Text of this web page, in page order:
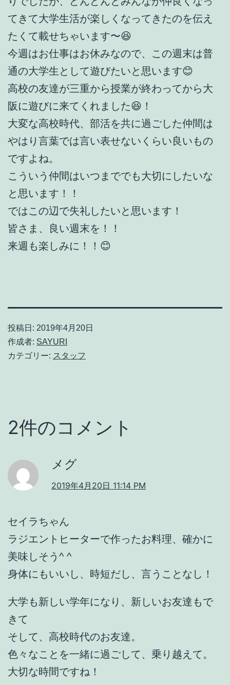
てきて大学生活が楽しくなってきたのを伝え
たくて載せちゃいます〜😆
今週はお仕事はお休みなので、この週末は普
通の大学生として遊びたいと思います😊
高校の友達が三重から授業が終わってから大
阪に遊びに来てくれました😆！
大変な高校時代、部活を共に過ごした仲間は
やはり言葉では言い表せないくらい良いもの
ですよね。
こういう仲間はいつまででも大切にしたいな
と思います！！
ではこの辺で失礼したいと思います！
皆さま、良い週末を！！
来週も楽しみに！！😊
投稿日: 2019年4月20日
作成者: SAYURI
カテゴリー: スタッフ
2件のコメント
メグ
2019年4月20日 11:14 PM
セイラちゃん
ラジエントヒーターで作ったお料理、確かに
美味しそう^ ^
身体にもいいし、時短だし、言うことなし！
大学も新しい学年になり、新しいお友達もで
きて
そして、高校時代のお友達。
色々なことを一緒に過ごして、乗り越えて。
大切な時間ですね！